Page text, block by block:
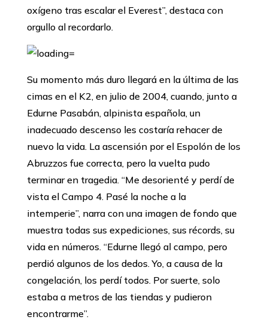
oxígeno tras escalar el Everest’’, destaca con
orgullo al recordarlo.
Su momento más duro llegará en la última de las
cimas en el K2, en julio de 2004, cuando, junto a
Edurne Pasabán, alpinista española, un
inadecuado descenso les costaría rehacer de
nuevo la vida. La ascensión por el Espolón de los
Abruzzos fue correcta, pero la vuelta pudo
terminar en tragedia. ‘‘Me desorienté y perdí de
vista el Campo 4. Pasé la noche a la
intemperie’’, narra con una imagen de fondo que
muestra todas sus expediciones, sus récords, su
vida en números. ‘‘Edurne llegó al campo, pero
perdió algunos de los dedos. Yo, a causa de la
congelación, los perdí todos. Por suerte, solo
estaba a metros de las tiendas y pudieron
encontrarme’’.